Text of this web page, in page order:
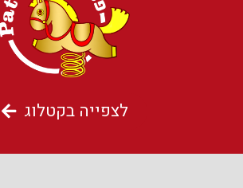
לצפייה בקטלוג